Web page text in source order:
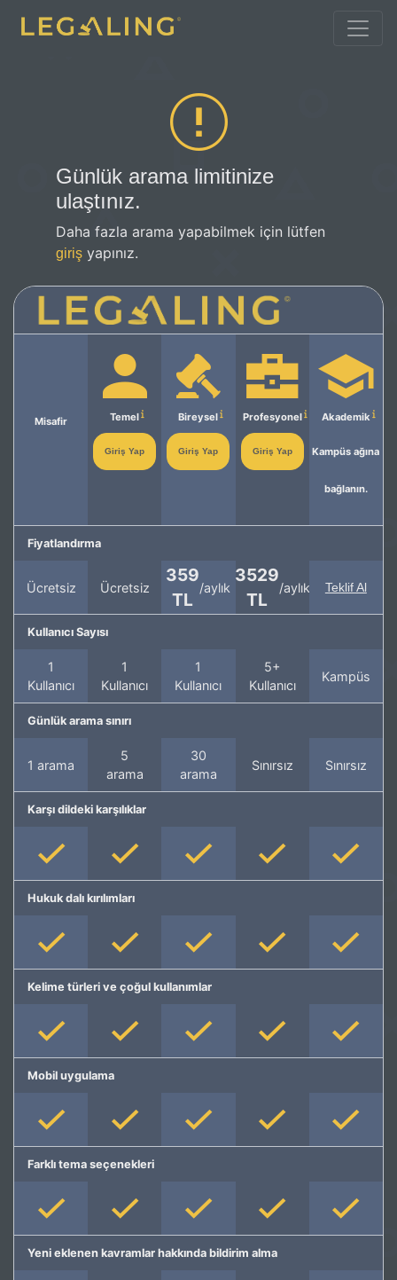
Günlük arama limitinize
ulaştınız.
Daha fazla arama yapabilmek için lütfen
giriş yapınız.
Misafir Temel
Giriş Yap
Bireysel
Giriş Yap
Profesyonel
Giriş Yap
Akademik
Kampüs ağına
bağlanın.
Fiyatlandırma
Ücretsiz Ücretsiz
359
TL
/aylık
3529
TL
/aylık Teklif Al
Kullanıcı Sayısı
1
Kullanıcı
1
Kullanıcı
1
Kullanıcı
5+
Kullanıcı
Kampüs
Günlük arama sınırı
1 arama
5
arama
30
arama
Sınırsız Sınırsız
Karşı dildeki karşılıklar
Hukuk dalı kırılımları
Kelime türleri ve çoğul kullanımlar
Mobil uygulama
Farklı tema seçenekleri
Yeni eklenen kavramlar hakkında bildirim alma